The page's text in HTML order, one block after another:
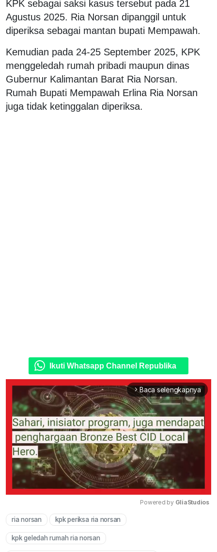
KPK sebagai saksi kasus tersebut pada 21
Agustus 2025. Ria Norsan dipanggil untuk
diperiksa sebagai mantan bupati Mempawah.
Kemudian pada 24-25 September 2025, KPK
menggeledah rumah pribadi maupun dinas
Gubernur Kalimantan Barat Ria Norsan.
Rumah Bupati Mempawah Erlina Ria Norsan
juga tidak ketinggalan diperiksa.
Ikuti Whatsapp Channel Republika
arrow_forward_ios Baca selengkapnya
Powered by GliaStudios
ria norsan kpk periksa ria norsan
kpk geledah rumah ria norsan